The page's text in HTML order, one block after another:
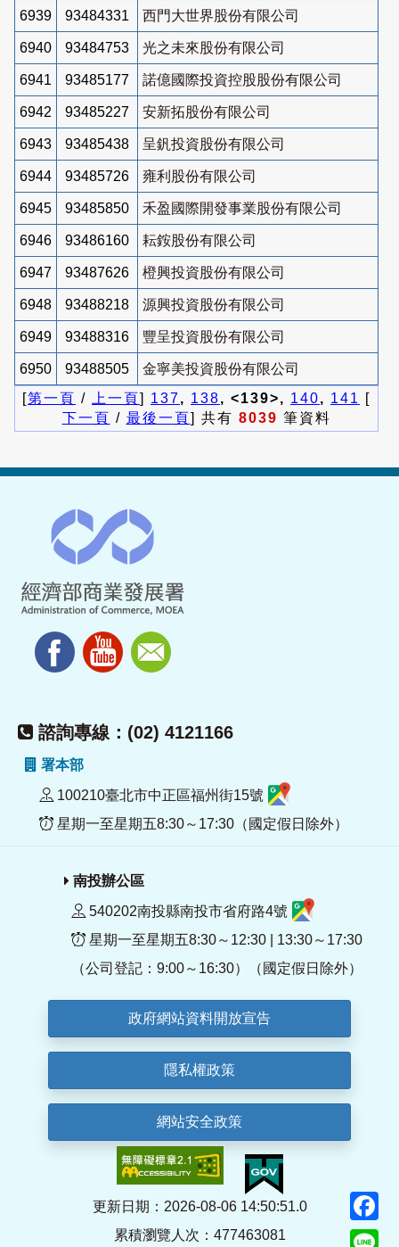
6939 93484331 西門大世界股份有限公司
6940 93484753 光之未來股份有限公司
6941 93485177 諾億國際投資控股股份有限公司
6942 93485227 安新拓股份有限公司
6943 93485438 呈釩投資股份有限公司
6944 93485726 雍利股份有限公司
6945 93485850 禾盈國際開發事業股份有限公司
6946 93486160 耘銨股份有限公司
6947 93487626 橙興投資股份有限公司
6948 93488218 源興投資股份有限公司
6949 93488316 豐呈投資股份有限公司
6950 93488505
金寧美投資股份有限公司
[第一頁 / 上一頁] 137, 138, <139>, 140, 141
[
下一頁 / 最後一頁] 共有 8039 筆資料
諮詢專線：(02) 4121166
署本部
100210臺北市中正區福州街15號
星期一至星期五8:30～17:30（國定假日除外）
南投辦公區
540202南投縣南投市省府路4號
星期一至星期五8:30～12:30 | 13:30～17:30
（公司登記：9:00～16:30）（國定假日除外）
政府網站資料開放宣告
隱私權政策
網站安全政策
更新日期：2026-08-06 14:50:51.0
累積瀏覽人次：477463081